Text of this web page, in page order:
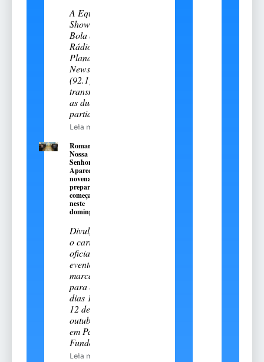
A Equipe
Show de
Bola da
Rádio
Planalto
News
(92.1)
transmitiu
as duas
partidas
Leia mais
Romaria de
Nossa
Senhora
Aparecida:
novena
preparatória
começa
neste
domingo, 9
Divulgado
o cartal
oficial do
evento
marcado
para os
dias 11 e
12 de
outubro
em Passo
Fundo
Leia mais